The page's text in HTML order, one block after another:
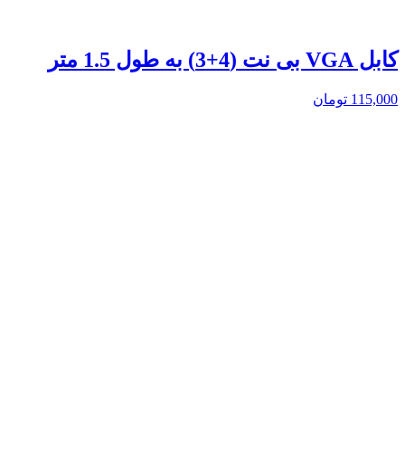
کابل VGA بی نت (4+3) به طول 1.5 متر
115,000 تومان